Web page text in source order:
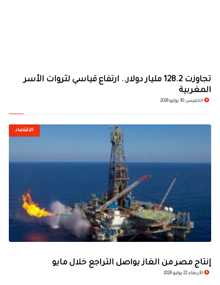
تجاوزت 128.2 مليار دولار.. ارتفاع قياسي لثروات الأسر
المغربية
الخميس 30 يوليو 2026
الاقتصاد
إنتاج مصر من الغاز يواصل التراجع خلال مايو
الأربعاء 22 يوليو 2026